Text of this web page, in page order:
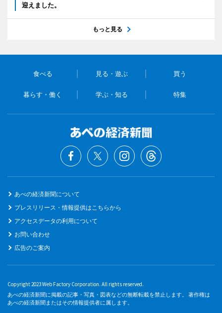
迎えました。
もっと見る
食べる 見る・遊ぶ 買う
暮らす・働く 学ぶ・知る 特集
あべの経済新聞について
プレスリリース・情報提供はこちらから
アクセスデータの利用について
お問い合わせ
広告のご案内
Copyright 2023 Web Factory Corporation. All rights reserved.
あべの経済新聞に掲載の記事・写真・図表などの無断転載を禁止します。 著作権は
あべの経済新聞またはその情報提供者に属します。